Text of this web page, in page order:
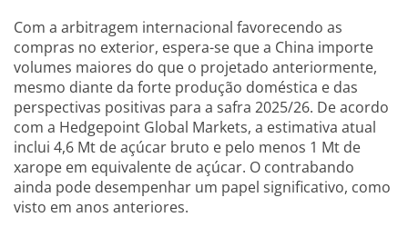
Com a arbitragem internacional favorecendo as
compras no exterior, espera-se que a China importe
volumes maiores do que o projetado anteriormente,
mesmo diante da forte produção doméstica e das
perspectivas positivas para a safra 2025/26. De acordo
com a Hedgepoint Global Markets, a estimativa atual
inclui 4,6 Mt de açúcar bruto e pelo menos 1 Mt de
xarope em equivalente de açúcar. O contrabando
ainda pode desempenhar um papel significativo, como
visto em anos anteriores.